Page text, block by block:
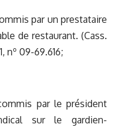
par un prestataire
de restaurant. (Cass.
nº 09-69.616;
par le président
sur le gardien-